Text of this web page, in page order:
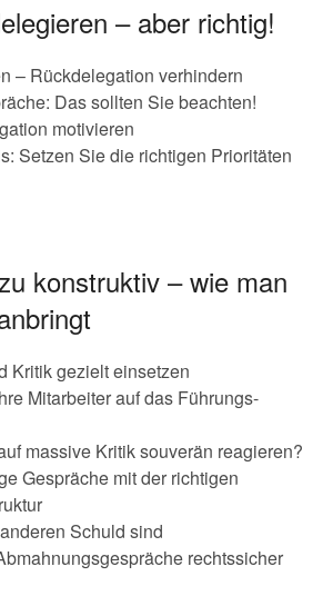
– aber richtig!
– Rückdelegation verhindern
Das sollten Sie beachten!
motivieren
Setzen Sie die richtigen Prioritäten
konstruktiv – wie man
Kritik gezielt einsetzen
Mitarbeiter auf das Führungs-
massive Kritik souverän reagieren?
Gespräche mit der richtigen
Schuld sind
rechtssicher